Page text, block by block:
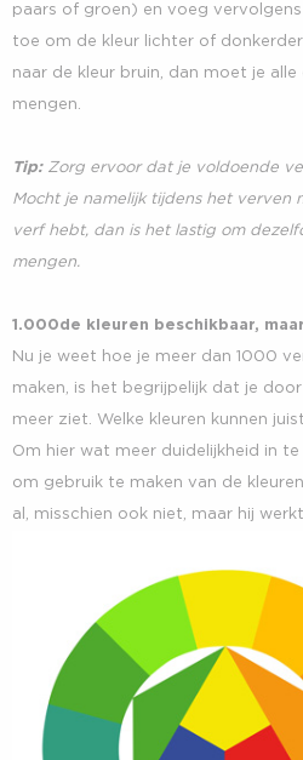
paars of groen) en voeg
toe om de kleur lichter of
naar de kleur bruin, dan moet je alle
mengen.
Tip: Zorg ervoor dat je voldoende
Mocht je namelijk tijdens het verven
verf hebt, dan is het lastig om
mengen.
1.000de kleuren beschikbaar,
Nu je weet hoe je meer dan 1000
maken, is het begrijpelijk dat je
meer ziet. Welke kleuren kunnen
Om hier wat meer duidelijkheid in
om gebruik te maken van de
al, misschien ook niet, maar hij